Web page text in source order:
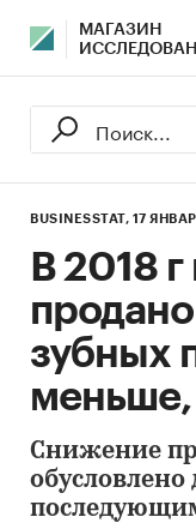
МАГАЗИН
BUSINESSTAT, 17
В 2018
зубных
меньше,
Снижение